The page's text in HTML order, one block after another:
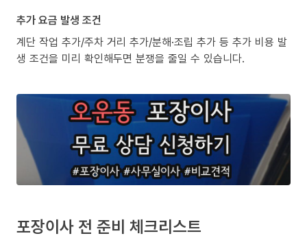
추가 요금 발생 조건
계단 작업 추가/주차 거리 추가/분해·조립 추가 등 추가 비용 발
생 조건을 미리 확인해두면 분쟁을 줄일 수 있습니다.
포장이사 전 준비 체크리스트